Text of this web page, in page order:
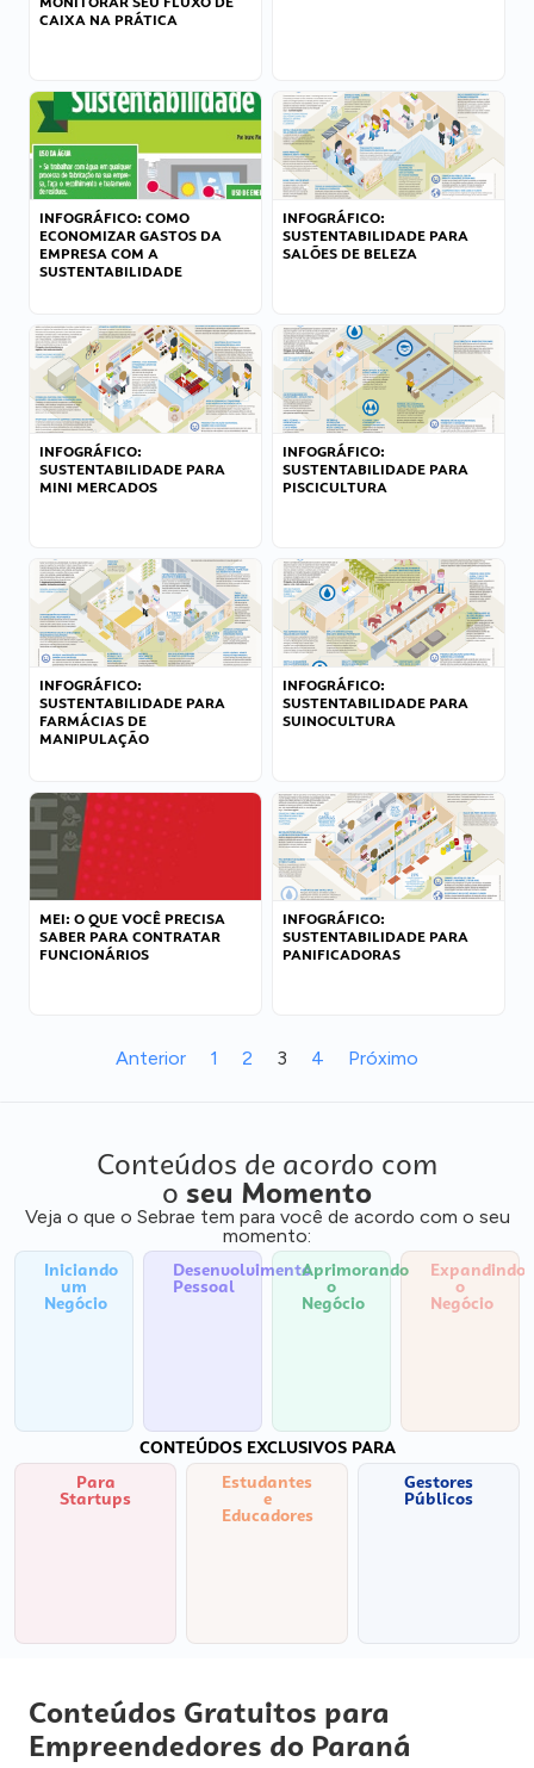
CAIXA NA PRÁTICA
INFOGRÁFICO: COMO
ECONOMIZAR GASTOS DA
EMPRESA COM A
SUSTENTABILIDADE
INFOGRÁFICO:
SUSTENTABILIDADE PARA
SALÕES DE BELEZA
INFOGRÁFICO:
SUSTENTABILIDADE PARA
MINI MERCADOS
INFOGRÁFICO:
SUSTENTABILIDADE PARA
PISCICULTURA
INFOGRÁFICO:
SUSTENTABILIDADE PARA
FARMÁCIAS DE
MANIPULAÇÃO
INFOGRÁFICO:
SUSTENTABILIDADE PARA
SUINOCULTURA
MEI: O QUE VOCÊ PRECISA
SABER PARA CONTRATAR
FUNCIONÁRIOS
INFOGRÁFICO:
SUSTENTABILIDADE PARA
PANIFICADORAS
Anterior 1 2 3 4 Próximo
Conteúdos de acordo com
o seu Momento
Veja o que o Sebrae tem para você de acordo com o seu
momento:
Iniciando
um
Negócio
Desenvolvimento
Pessoal
Aprimorando
o
Negócio
Expandindo
o
Negócio
CONTEÚDOS EXCLUSIVOS PARA
Para
Startups
Estudantes
e
Educadores
Gestores
Públicos
Conteúdos Gratuitos para
Empreendedores do Paraná